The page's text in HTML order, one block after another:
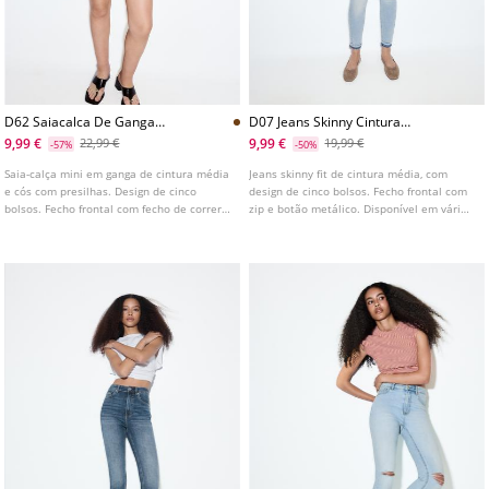
D62 Saiacalca De Ganga
L01283422
9,99 € -57% 22,99 €
Saia-calça mini em ganga de cintura média
e cós com presilhas. Design de cinco
bolsos. Fecho frontal com fecho de correr
D07 Jeans Skinny Cintura
Subida
9,99 € -50% 19,99 €
Jeans skinny fit de cintura média, com
design de cinco bolsos. Fecho frontal com
zip e botão metálico. Disponível em várias